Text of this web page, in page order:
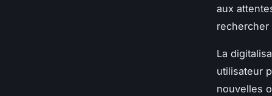
aux
rechercher
La
utilisateur
nouvelles